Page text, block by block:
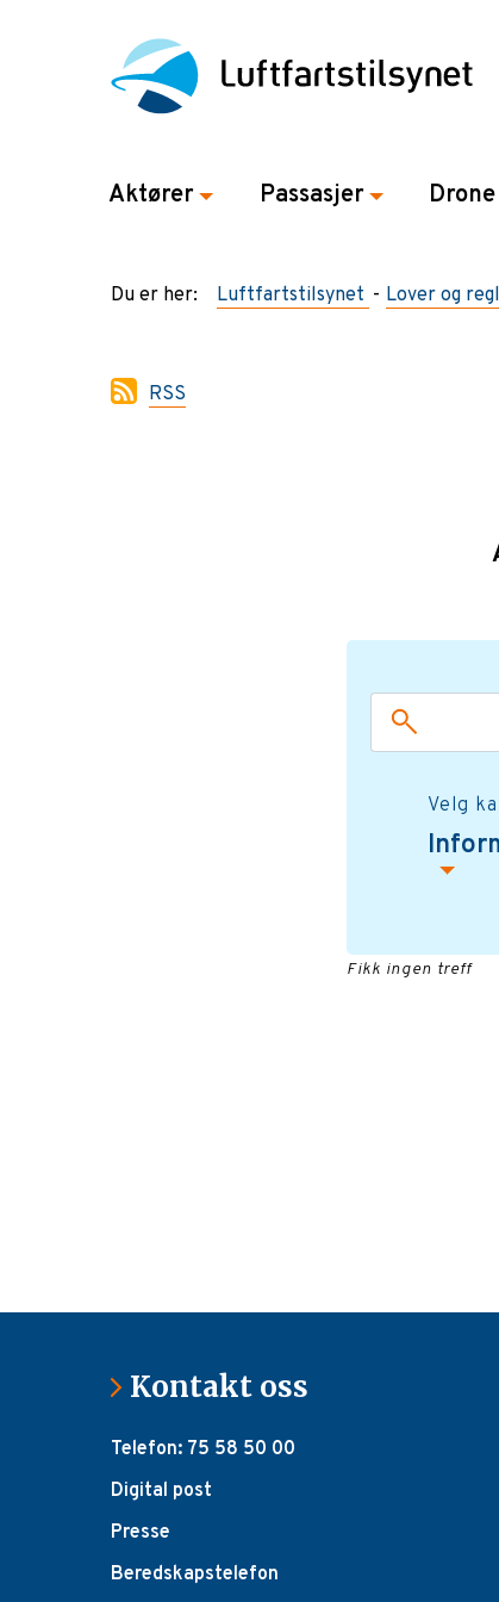
Aktører Passasjer Drone
Du er her: Luftfartstilsynet Lover og
RSS
Velg
Fikk ingen treff
Kontakt oss
Telefon: 75 58 50 00
Digital post
Presse
Beredskapstelefon